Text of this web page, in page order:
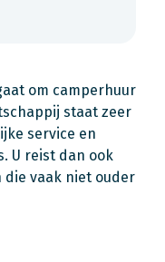
om camperhuur
staat zeer
service en
U reist dan ook
die vaak niet ouder